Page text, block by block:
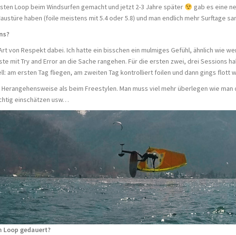
Loop beim Windsurfen gemacht und jetzt 2-3 Jahre später
gab es eine
haben (foile meistens mit 5.4 oder 5.8) und man endlich mehr Surftage
von Respekt dabei. Ich hatte ein bisschen ein mulmiges Gefühl, ähnlich wie
mit Try and Error an die Sache rangehen. Für die ersten zwei, drei Sessions
am ersten Tag fliegen, am zweiten Tag kontrolliert foilen und dann gings flott
als beim Freestylen. Man muss viel mehr überlegen wie
einschätzen usw…
Loop gedauert?